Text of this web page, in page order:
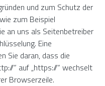
und zum Schutz der
zum Beispiel
an uns als Seitenbetreiber
Eine
Sie daran, dass die
“ auf „https://“ wechselt
Browserzeile.